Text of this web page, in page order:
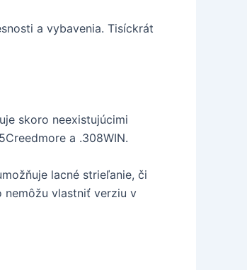
a vybavenia. Tisíckrát
skoro neexistujúcimi
a .308WIN.
lacné strieľanie, či
vlastniť verziu v